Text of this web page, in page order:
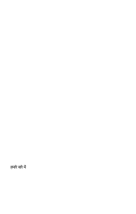
हमारे बारे में